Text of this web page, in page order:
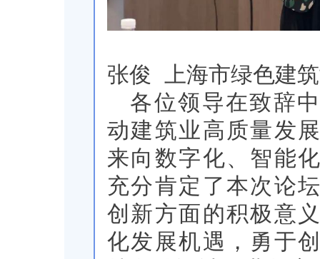
张俊 上海市绿色建
各位领导在致辞
动建筑业高质量发
来向数字化、智能
充分肯定了本次论
创新方面的积极意
化发展机遇，勇于